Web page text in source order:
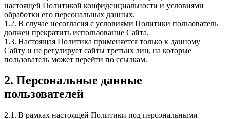
настоящей Политикой конфиденциальности и условиями
обработки его персональных данных.
1.2. В случае несогласия с условиями Политики пользователь
должен прекратить использование Сайта.
1.3. Настоящая Политика применяется только к данному
Сайту и не регулирует сайты третьих лиц, на которые
пользователь может перейти по ссылкам.
2. Персональные данные
пользователей
2.1. В рамках настоящей Политики под персональными